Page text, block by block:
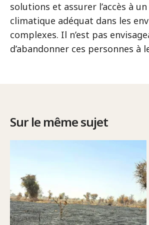
solutions et assurer l’accès à
climatique adéquat dans les
complexes. Il n’est pas
d’abandonner ces personnes à
Sur le même sujet